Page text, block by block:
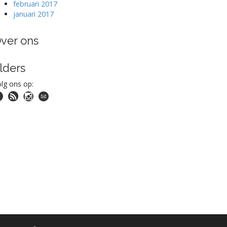
februari 2017
januari 2017
ons
ons op: